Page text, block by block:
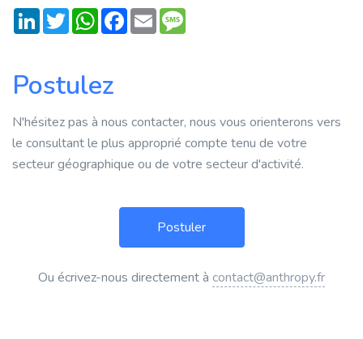
LinkedInTwitterWhatsApp
Facebook
Email
Postulez
N'hésitez pas à nous contacter, nous vous orienterons vers
le consultant le plus approprié compte tenu de votre
secteur géographique ou de votre secteur d'activité.
Ou écrivez-nous directement à contact@anthropy.fr